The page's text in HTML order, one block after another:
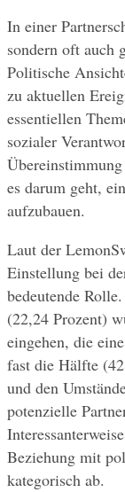
In einer
sondern oft auch
Politische
zu aktuellen
essentiellen
sozialer
es darum geht,
aufzubauen.
Laut der
Einstellung bei
bedeutende
(22,24 Prozent)
eingehen, die
fast die Hälfte
und den
potenzielle
Beziehung mit
kategorisch ab.